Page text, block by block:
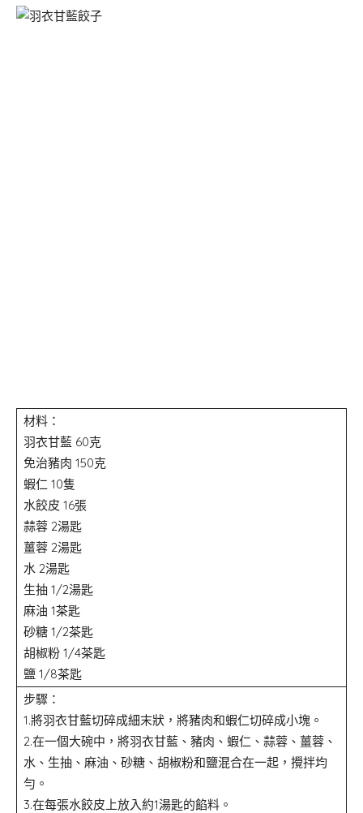
材料：
羽衣甘藍 60克
免治豬肉 150克
蝦仁 10隻
水餃皮 16張
蒜蓉 2湯匙
薑蓉 2湯匙
水 2湯匙
生抽 1/2湯匙
麻油 1茶匙
砂糖 1/2茶匙
胡椒粉 1/4茶匙
鹽 1/8茶匙
步驟：
1.將羽衣甘藍切碎成細末狀，將豬肉和蝦仁切碎成小塊。
2.在一個大碗中，將羽衣甘藍、豬肉、蝦仁、蒜蓉、薑蓉、
水、生抽、麻油、砂糖、胡椒粉和鹽混合在一起，攪拌均
勻。
3.在每張水餃皮上放入約1湯匙的餡料。